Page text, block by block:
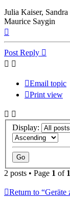
Julia Kaiser,
Maurice Saygin
Post Reply
Email topic
Print view
Display:
2 posts • Page 1 of 1
Return to “Geräte